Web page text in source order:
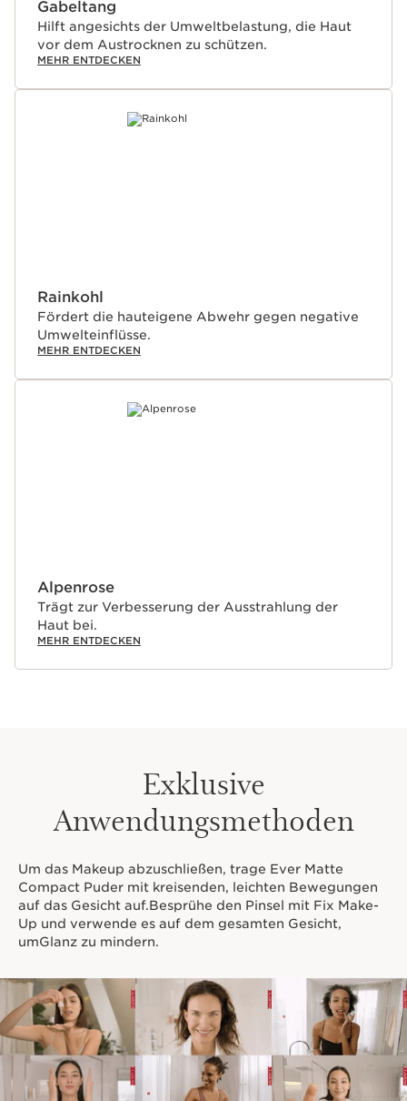
Gabeltang
Hilft angesichts der Umweltbelastung, die Haut
vor dem Austrocknen zu schützen.
MEHR ENTDECKEN
Rainkohl
Fördert die hauteigene Abwehr gegen negative
Umwelteinflüsse.
MEHR ENTDECKEN
Alpenrose
Trägt zur Verbesserung der Ausstrahlung der
Haut bei.
MEHR ENTDECKEN
Exklusive
Anwendungsmethoden
Um das Makeup abzuschließen, trage Ever Matte
Compact Puder mit kreisenden, leichten Bewegungen
auf das Gesicht auf.Besprühe den Pinsel mit Fix Make-
Up und verwende es auf dem gesamten Gesicht,
umGlanz zu mindern.